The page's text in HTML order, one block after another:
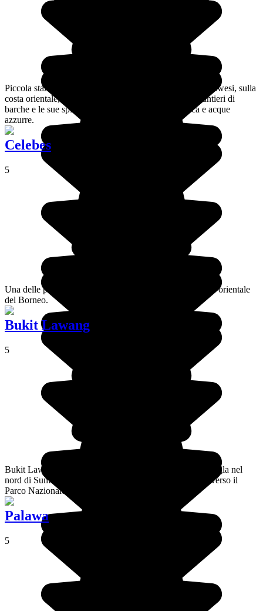
Piccola stazione balneare all'estremità meridionale di Sulawesi, sulla
costa orientale, Bira è conosciuta per i suoi immensi cantieri di
barche e le sue spiagge paradisiache di sabbia bianca e acque
azzurre.
Celebes
5
Una delle più belle isole dell'Indonesia, situata nella parte orientale
del Borneo.
Bukit Lawang
5
Bukit Lawang è un piccolo villaggio al limitare della giungla nel
nord di Sumatra, e il punto di partenza dei trekking attraverso il
Parco Nazionale di Gunung Leuser.
Palawa
5